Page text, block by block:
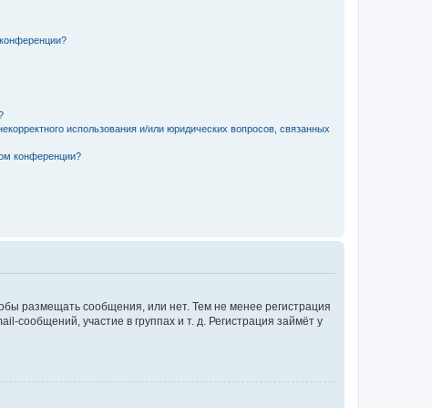
использования и/или юридических вопросов, связанных
конференции?
размещать сообщения, или нет. Тем не менее регистрация
участие в группах и т. д. Регистрация займёт у